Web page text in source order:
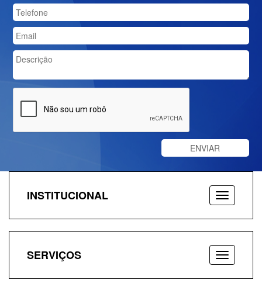
INSTITUCIONAL
SERVIÇOS